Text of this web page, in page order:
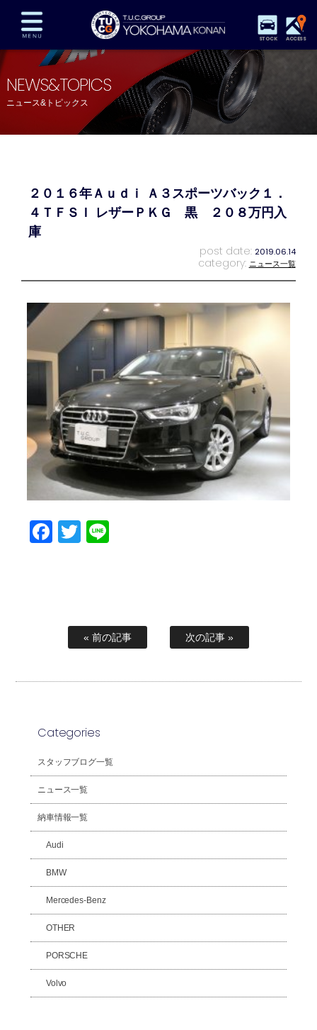
STOCK ACCESS
在庫車両情報 保証&サービス パーツリスト
TUCとは？ 店舗情報 アクセスマップ
全国納車 特別作業 注文販売
プライバシーポリシー スタッフblog 納車blog
NEWS&TOPICS
ニュース&トピックス
２０１６年Ａｕｄｉ Ａ３スポーツバック１．
４ＴＦＳＩ レザーＰＫＧ 黒 ２０８万円入
庫
post date: 2019.06.14
category: ニュース一覧
Facebook
Twitter
« 前の記事 次の記事 »
Categories
スタッフブログ一覧
ニュース一覧
納車情報一覧
Audi
BMW
Mercedes-Benz
OTHER
PORSCHE
Volvo